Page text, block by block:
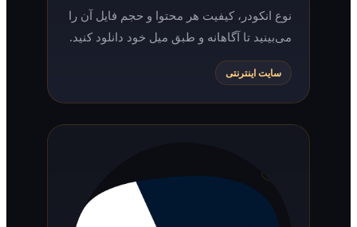
نوع انکودر، کیفیت هر محتوا و حجم فایل آن را
می‌بینید تا آگاهانه و طبق میل خود دانلود کنید.
سایت اینترنتی